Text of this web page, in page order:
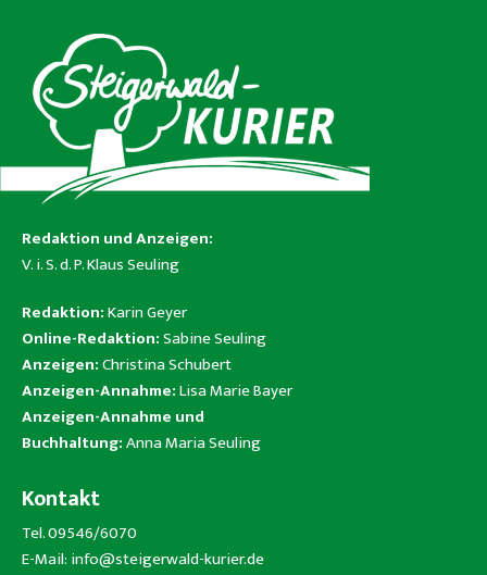
Redaktion und Anzeigen:
V. i. S. d. P. Klaus Seuling
Redaktion:Karin Geyer
Online-Redaktion:Sabine Seuling
Anzeigen:Christina Schubert
Anzeigen-Annahme:Lisa Marie Bayer
Anzeigen-Annahme und
Buchhaltung:Anna Maria Seuling
Kontakt
Tel. 09546/6070
E-Mail: info@steigerwald-kurier.de